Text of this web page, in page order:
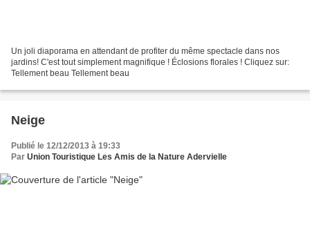
Un joli diaporama en attendant de profiter du même spectacle dans nos
jardins! C'est tout simplement magnifique ! Éclosions florales ! Cliquez sur:
Tellement beau Tellement beau
Neige
Publié le 12/12/2013 à 19:33
Par Union Touristique Les Amis de la Nature Adervielle